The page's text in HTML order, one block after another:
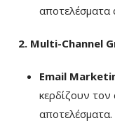
αποτελέσματα
2. Multi-Channel
Email
κερδίζουν
αποτελέσματα.